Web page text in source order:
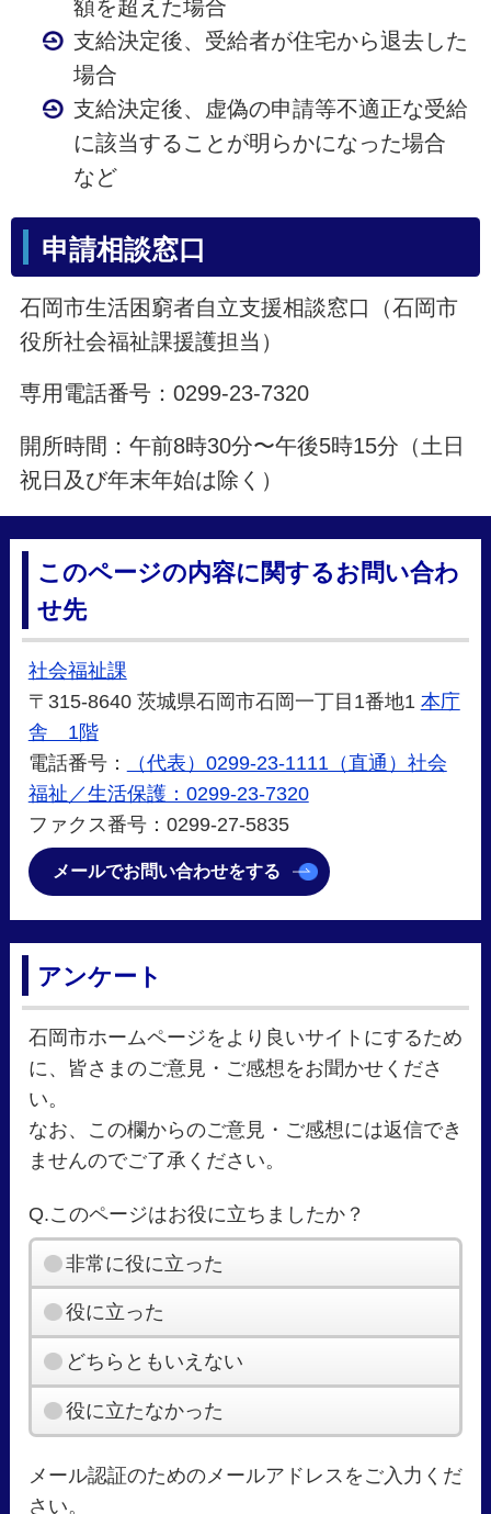
額を超えた場合
支給決定後、受給者が住宅から退去した
場合
支給決定後、虚偽の申請等不適正な受給
に該当することが明らかになった場合
など
申請相談窓口
石岡市生活困窮者自立支援相談窓口（石岡市
役所社会福祉課援護担当）
専用電話番号：0299-23-7320
開所時間：午前8時30分〜午後5時15分（土日
祝日及び年末年始は除く）
このページの内容に関するお問い合わ
せ先
社会福祉課
〒315-8640 茨城県石岡市石岡一丁目1番地1 本庁
舎 1階
電話番号：
（代表）0299-23-1111（直通）社会
福祉／生活保護：0299-23-7320
ファクス番号：0299-27-5835
メールでお問い合わせをする
アンケート
石岡市ホームページをより良いサイトにするため
に、皆さまのご意見・ご感想をお聞かせくださ
い。
なお、この欄からのご意見・ご感想には返信でき
ませんのでご了承ください。
Q.このページはお役に立ちましたか？
非常に役に立った
役に立った
どちらともいえない
役に立たなかった
メール認証のためのメールアドレスをご入力くだ
さい。